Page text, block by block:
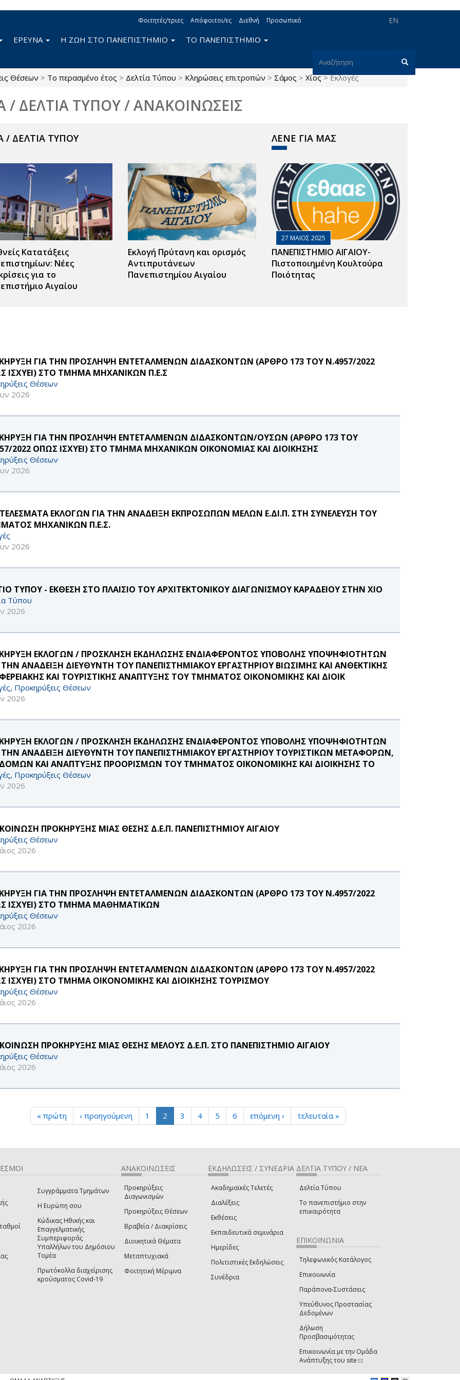
EN
Φοιτητές/τριες Απόφοιτοι/ες Διεθνή Προσωπικό
Φόρμα
αναζήτησης
Αναζήτηση
ΕΡΕΥΝΑ Η ΖΩΗ ΣΤΟ ΠΑΝΕΠΙΣΤΗΜΙΟ ΤΟ ΠΑΝΕΠΙΣΤΗΜΙΟ
Θέσεων > Το περασμένο έτος > Δελτία Τύπου > Κληρώσεις επιτροπών > Σάμος > Χίος > Εκλογές
/ ΔΕΛΤΙΑ ΤΥΠΟΥ / ΑΝΑΚΟΙΝΩΣΕΙΣ
/ ΔΕΛΤΙΑ ΤΥΠΟΥ
Κατατάξεις
Νέες
για το
Αιγαίου
Εκλογή Πρύτανη και ορισμός
Αντιπρυτάνεων
Πανεπιστημίου Αιγαίου
ΛΕΝΕ ΓΙΑ ΜΑΣ
27 ΜΑΙΟΣ 2025
ΠΑΝΕΠΙΣΤΗΜΙΟ ΑΙΓΑΙΟΥ-
Πιστοποιημένη Κουλτούρα
Ποιότητας
ΓΙΑ ΤΗΝ ΠΡΟΣΛΗΨΗ ΕΝΤΕΤΑΛΜΕΝΩΝ ΔΙΔΑΣΚΟΝΤΩΝ (ΑΡΘΡΟ 173 ΤΟΥ Ν.4957/2022
ΙΣΧΥΕΙ) ΣΤΟ ΤΜΗΜΑ ΜΗΧΑΝΙΚΩΝ Π.Ε.Σ
Θέσεων
2026
ΓΙΑ ΤΗΝ ΠΡΟΣΛΗΨΗ ΕΝΤΕΤΑΛΜΕΝΩΝ ΔΙΔΑΣΚΟΝΤΩΝ/ΟΥΣΩΝ (ΑΡΘΡΟ 173 ΤΟΥ
2022 ΟΠΩΣ ΙΣΧΥΕΙ) ΣΤΟ ΤΜΗΜΑ ΜΗΧΑΝΙΚΩΝ ΟΙΚΟΝΟΜΙΑΣ ΚΑΙ ΔΙΟΙΚΗΣΗΣ
Θέσεων
2026
ΕΚΛΟΓΩΝ ΓΙΑ ΤΗΝ ΑΝΑΔΕΙΞΗ ΕΚΠΡΟΣΩΠΩΝ ΜΕΛΩΝ Ε.ΔΙ.Π. ΣΤΗ ΣΥΝΕΛΕΥΣΗ ΤΟΥ
ΜΗΧΑΝΙΚΩΝ Π.Ε.Σ.
2026
ΤΥΠΟΥ - ΕΚΘΕΣΗ ΣΤΟ ΠΛΑΙΣΙΟ ΤΟΥ ΑΡΧΙΤΕΚΤΟΝΙΚΟΥ ΔΙΑΓΩΝΙΣΜΟΥ ΚΑΡΑΔΕΙΟΥ ΣΤΗΝ ΧΙΟ
Τύπου
2026
ΕΚΛΟΓΩΝ / ΠΡΟΣΚΛΗΣΗ ΕΚΔΗΛΩΣΗΣ ΕΝΔΙΑΦΕΡΟΝΤΟΣ ΥΠΟΒΟΛΗΣ ΥΠΟΨΗΦΙΟΤΗΤΩΝ
ΤΗΝ ΑΝΑΔΕΙΞΗ ΔΙΕΥΘΥΝΤΗ ΤΟΥ ΠΑΝΕΠΙΣΤΗΜΙΑΚΟΥ ΕΡΓΑΣΤΗΡΙΟΥ ΒΙΩΣΙΜΗΣ ΚΑΙ ΑΝΘΕΚΤΙΚΗΣ
ΚΑΙ ΤΟΥΡΙΣΤΙΚΗΣ ΑΝΑΠΤΥΞΗΣ ΤΟΥ ΤΜΗΜΑΤΟΣ ΟΙΚΟΝΟΜΙΚΗΣ ΚΑΙ ΔΙΟΙΚ
Προκηρύξεις Θέσεων
2026
ΕΚΛΟΓΩΝ / ΠΡΟΣΚΛΗΣΗ ΕΚΔΗΛΩΣΗΣ ΕΝΔΙΑΦΕΡΟΝΤΟΣ ΥΠΟΒΟΛΗΣ ΥΠΟΨΗΦΙΟΤΗΤΩΝ
ΤΗΝ ΑΝΑΔΕΙΞΗ ΔΙΕΥΘΥΝΤΗ ΤΟΥ ΠΑΝΕΠΙΣΤΗΜΙΑΚΟΥ ΕΡΓΑΣΤΗΡΙΟΥ ΤΟΥΡΙΣΤΙΚΩΝ ΜΕΤΑΦΟΡΩΝ,
ΚΑΙ ΑΝΑΠΤΥΞΗΣ ΠΡΟΟΡΙΣΜΩΝ ΤΟΥ ΤΜΗΜΑΤΟΣ ΟΙΚΟΝΟΜΙΚΗΣ ΚΑΙ ΔΙΟΙΚΗΣΗΣ ΤΟ
Προκηρύξεις Θέσεων
2026
ΠΡΟΚΗΡΥΞΗΣ ΜΙΑΣ ΘΕΣΗΣ Δ.Ε.Π. ΠΑΝΕΠΙΣΤΗΜΙΟΥ ΑΙΓΑΙΟΥ
Θέσεων
2026
ΓΙΑ ΤΗΝ ΠΡΟΣΛΗΨΗ ΕΝΤΕΤΑΛΜΕΝΩΝ ΔΙΔΑΣΚΟΝΤΩΝ (ΑΡΘΡΟ 173 ΤΟΥ Ν.4957/2022
ΙΣΧΥΕΙ) ΣΤΟ ΤΜΗΜΑ ΜΑΘΗΜΑΤΙΚΩΝ
Θέσεων
2026
ΓΙΑ ΤΗΝ ΠΡΟΣΛΗΨΗ ΕΝΤΕΤΑΛΜΕΝΩΝ ΔΙΔΑΣΚΟΝΤΩΝ (ΑΡΘΡΟ 173 ΤΟΥ Ν.4957/2022
ΙΣΧΥΕΙ) ΣΤΟ ΤΜΗΜΑ ΟΙΚΟΝΟΜΙΚΗΣ ΚΑΙ ΔΙΟΙΚΗΣΗΣ ΤΟΥΡΙΣΜΟΥ
Θέσεων
2026
ΠΡΟΚΗΡΥΞΗΣ ΜΙΑΣ ΘΕΣΗΣ ΜΕΛΟΥΣ Δ.Ε.Π. ΣΤΟ ΠΑΝΕΠΙΣΤΗΜΙΟ ΑΙΓΑΙΟΥ
Θέσεων
2026
« πρώτη ‹ προηγούμενη 1 2 3 4 5 6 επόμενη › τελευταία »
Συγγράμματα Τμημάτων
Η Ευρώπη σου
Κώδικας Ηθικής και
Επαγγελματικής
Συμπεριφοράς
Υπαλλήλων του Δημόσιου
Τομέα
Πρωτόκολλα διαχείρισης
κρούσματος Covid-19
ΑΝΑΚΟΙΝΩΣΕΙΣ
Προκηρύξεις
Διαγωνισμών
Προκηρύξεις Θέσεων
Βραβεία / Διακρίσεις
Διοικητικά Θέματα
Μεταπτυχιακά
Φοιτητική Μέριμνα
ΕΚΔΗΛΩΣΕΙΣ / ΣΥΝΕΔΡΙΑ
Ακαδημαϊκές Τελετές
Διαλέξεις
Εκθέσεις
Εκπαιδευτικά σεμινάρια
Ημερίδες
Πολιτιστικές Εκδηλώσεις
Συνέδρια
ΔΕΛΤΙΑ ΤΥΠΟΥ / ΝΕΑ
Δελτία Τύπου
Το πανεπιστήμιο στην
επικαιρότητα
ΕΠΙΚΟΙΝΩΝΙΑ
Τηλεφωνικός Κατάλογος
Επικοινωνία
Παράπονα-Συστάσεις
Υπεύθυνος Προστασίας
Δεδομένων
Δήλωση
Προσβασιμότητας
Επικοινωνία με την Ομάδα
Ανάπτυξης του site(link sends e-mail)